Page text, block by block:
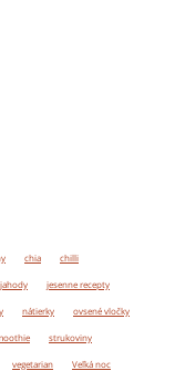
chia chilli
jahody jesenne recepty
nátierky ovsené vločky
strukoviny
vegetarian Veľká noc